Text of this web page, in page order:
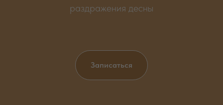
раздражения десны
Записаться